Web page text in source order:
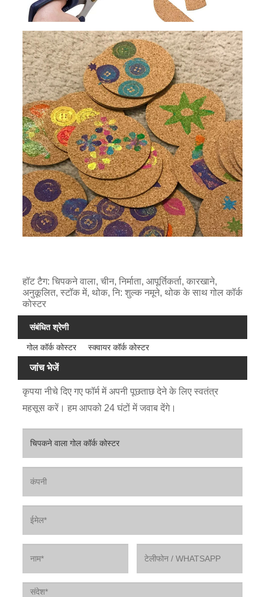
हॉट टैग: चिपकने वाला, चीन, निर्माता, आपूर्तिकर्ता, कारखाने,
अनुकूलित, स्टॉक में, थोक, नि: शुल्क नमूने, थोक के साथ गोल कॉर्क
कोस्टर
संबंधित श्रेणी
गोल कॉर्क कोस्टर स्क्वायर कॉर्क कोस्टर
जांच भेजें
कृपया नीचे दिए गए फॉर्म में अपनी पूछताछ देने के लिए स्वतंत्र
महसूस करें। हम आपको 24 घंटों में जवाब देंगे।